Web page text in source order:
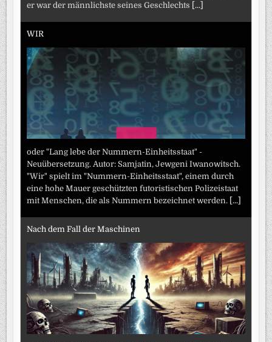
er war der männlichste seines Geschlechts [...]
WIR
oder "Lang lebe der Nummern-Einheitsstaat" -
Neuübersetzung. Autor: Samjatin, Jewgeni Iwanowitsch.
"Wir" spielt im "Nummern-Einheitsstaat", einem durch
eine hohe Mauer geschützten futoristischen Polizeistaat
mit Menschen, die als Nummern bezeichnet werden. [...]
Nach dem Fall der Maschinen